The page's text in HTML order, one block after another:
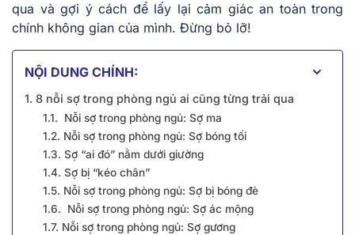
qua và gợi ý cách để lấy lại cảm giác an toàn trong
chính không gian của mình. Đừng bỏ lỡ!
NỘI DUNG CHÍNH:
1. 8 nỗi sợ trong phòng ngủ ai cũng từng trải qua
1.1. Nỗi sợ trong phòng ngủ: Sợ ma
1.2. Nỗi sợ trong phòng ngủ: Sợ bóng tối
1.3. Sợ “ai đó” nằm dưới giường
1.4. Sợ bị “kéo chân”
1.5. Nỗi sợ trong phòng ngủ: Sợ bị bóng đè
1.6. Nỗi sợ trong phòng ngủ: Sợ ác mộng
1.7. Nỗi sợ trong phòng ngủ: Sợ gương